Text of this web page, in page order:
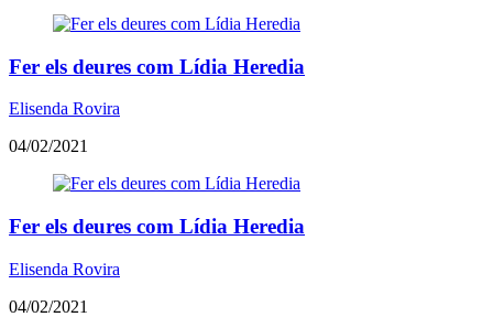
Fer els deures com Lídia Heredia
Elisenda Rovira
04/02/2021
Fer els deures com Lídia Heredia
Elisenda Rovira
04/02/2021